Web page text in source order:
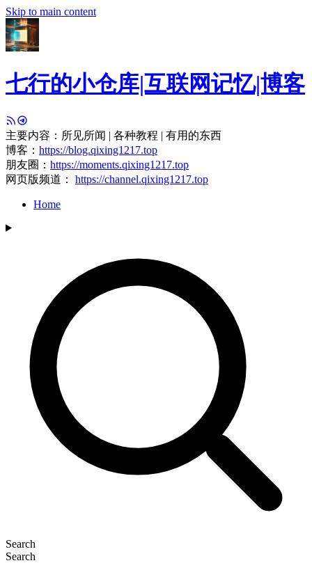
Skip to main content
七行的小仓库|互联网记忆|博客
主要内容：所见所闻 | 各种教程 | 有用的东西
博客： https://blog.qixing1217.top
朋友圈： https://moments.qixing1217.top
网页版频道： https://channel.qixing1217.top
Home
Search
Search